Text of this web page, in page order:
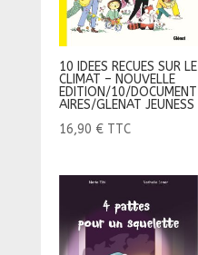
10 IDEES RECUES SUR LE
CLIMAT – NOUVELLE
EDITION/10/DOCUMENT
AIRES/GLENAT JEUNESS
16,90 € TTC